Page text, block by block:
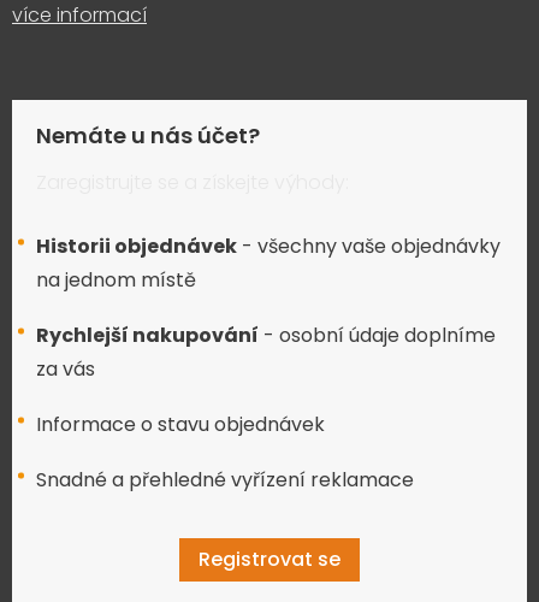
více informací
Nemáte u nás účet?
Historii objednávek - všechny vaše objednávky
na jednom místě
Rychlejší nakupování - osobní údaje doplníme
za vás
Informace o stavu objednávek
Snadné a přehledné vyřízení reklamace
Registrovat se